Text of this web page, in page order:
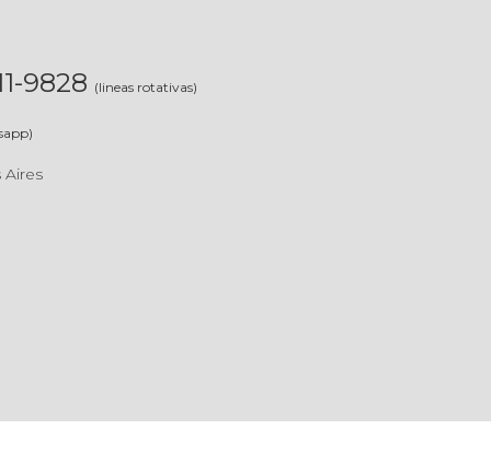
9828 (lineas rotativas)
Aires